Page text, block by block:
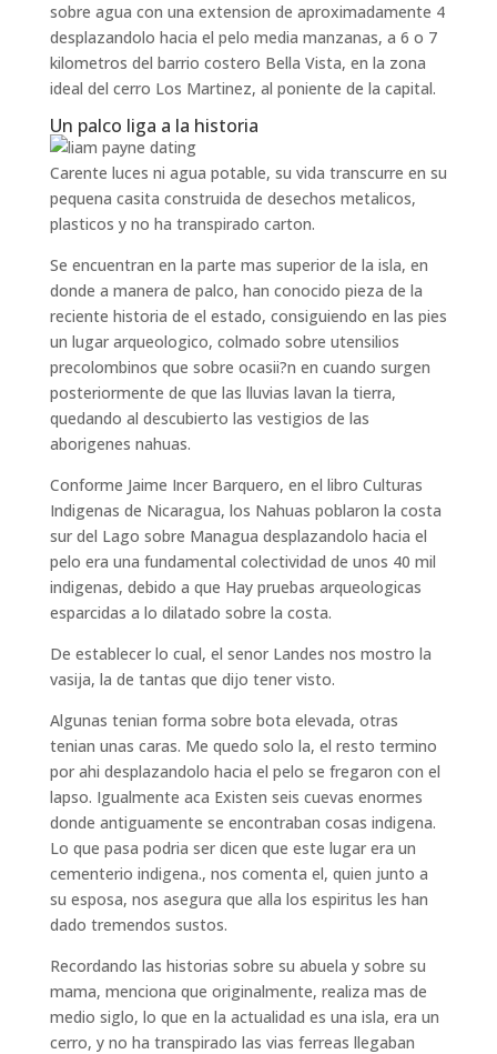
sobre agua con una extension de aproximadamente 4
desplazandolo hacia el pelo media manzanas, a 6 o 7
kilometros del barrio costero Bella Vista, en la zona
ideal del cerro Los Martinez, al poniente de la capital.
Un palco liga a la historia
Carente luces ni agua potable, su vida transcurre en su
pequena casita construida de desechos metalicos,
plasticos y no ha transpirado carton.
Se encuentran en la parte mas superior de la isla, en
donde a manera de palco, han conocido pieza de la
reciente historia de el estado, consiguiendo en las pies
un lugar arqueologico, colmado sobre utensilios
precolombinos que sobre ocasii?n en cuando surgen
posteriormente de que las lluvias lavan la tierra,
quedando al descubierto las vestigios de las
aborigenes nahuas.
Conforme Jaime Incer Barquero, en el libro Culturas
Indigenas de Nicaragua, los Nahuas poblaron la costa
sur del Lago sobre Managua desplazandolo hacia el
pelo era una fundamental colectividad de unos 40 mil
indigenas, debido a que Hay pruebas arqueologicas
esparcidas a lo dilatado sobre la costa.
De establecer lo cual, el senor Landes nos mostro la
vasija, la de tantas que dijo tener visto.
Algunas tenian forma sobre bota elevada, otras
tenian unas caras. Me quedo solo la, el resto termino
por ahi desplazandolo hacia el pelo se fregaron con el
lapso. Igualmente aca Existen seis cuevas enormes
donde antiguamente se encontraban cosas indigena.
Lo que pasa podria ser dicen que este lugar era un
cementerio indigena., nos comenta el, quien junto a
su esposa, nos asegura que alla los espiritus les han
dado tremendos sustos.
Recordando las historias sobre su abuela y sobre su
mama, menciona que originalmente, realiza mas de
medio siglo, lo que en la actualidad es una isla, era un
cerro, y no ha transpirado las vias ferreas llegaban